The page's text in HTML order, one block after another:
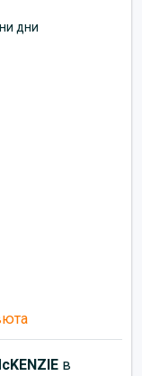
дни
в